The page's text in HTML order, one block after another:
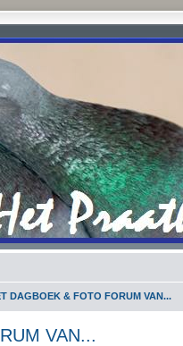
DAGBOEK & FOTO FORUM VAN...
VAN...